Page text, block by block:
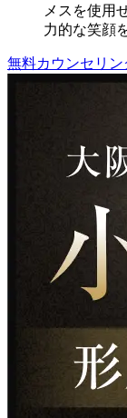
メスを使用
力的な笑顔
無料カウンセリン